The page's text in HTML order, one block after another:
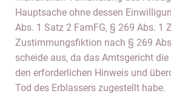
Hauptsache ohne dessen
Abs. 1 Satz 2 FamFG, § 269 Abs. 1
Zustimmungsfiktion nach § 269
scheide aus, da das Amtsgericht
den erforderlichen Hinweis und
Tod des Erblassers zugestellt habe.